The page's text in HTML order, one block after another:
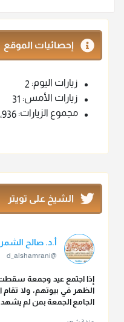
إحصائيات الموقع
زيارات اليوم: 2
زيارات الأمس: 31
مجموع الزيارات:
الشيخ على تويتر
أ.د. صالح
@d_alshamrani
إذا اجتمع عيد وجمعة
الظهر في بيوتهم، ولا
الجامع الجمعة بمن لم يشهد